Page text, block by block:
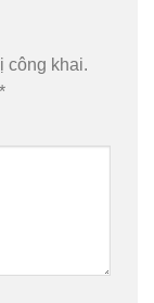
công khai.
*